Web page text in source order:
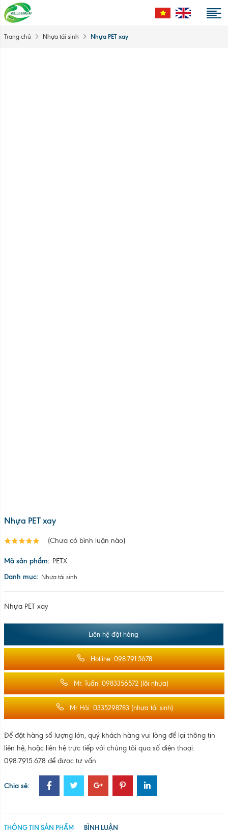
Trang chủ Nhựa tái sinh Nhựa PET xay
Nhựa PET xay
(Chưa có bình luận nào)
Mã sản phẩm: PETX
Danh mục: Nhựa tái sinh
Nhựa PET xay
Liên hệ đặt hàng
Hotline: 098.791.5678
Mr. Tuấn: 0983356572 (lõi nhựa)
Mr Hải: 0335298783 (nhựa tái sinh)
Để đặt hàng số lượng lớn, quý khách hàng vui lòng để lại thông tin
liên hệ, hoặc liên hệ trực tiếp với chúng tôi qua số điện thoại:
098.7915.678 để được tư vấn
Chia sẻ:
THÔNG TIN SẢN PHẨM BÌNH LUẬN